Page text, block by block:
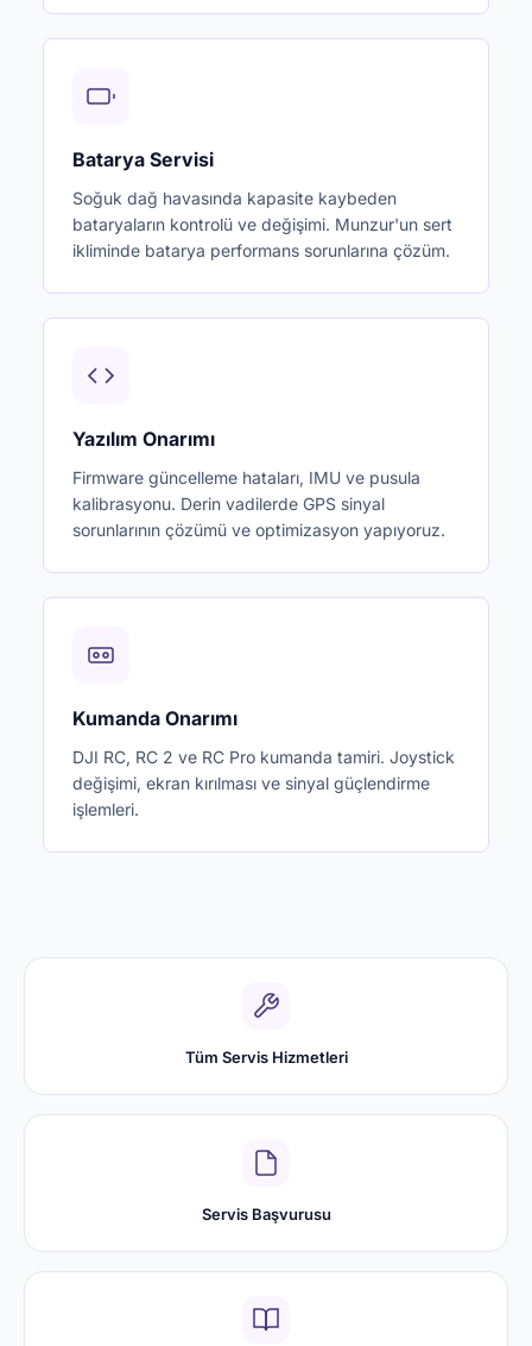
Batarya Servisi
Soğuk dağ havasında kapasite kaybeden
bataryaların kontrolü ve değişimi. Munzur'un sert
ikliminde batarya performans sorunlarına çözüm.
Yazılım Onarımı
Firmware güncelleme hataları, IMU ve pusula
kalibrasyonu. Derin vadilerde GPS sinyal
sorunlarının çözümü ve optimizasyon yapıyoruz.
Kumanda Onarımı
DJI RC, RC 2 ve RC Pro kumanda tamiri. Joystick
değişimi, ekran kırılması ve sinyal güçlendirme
işlemleri.
Tüm Servis Hizmetleri
Servis Başvurusu